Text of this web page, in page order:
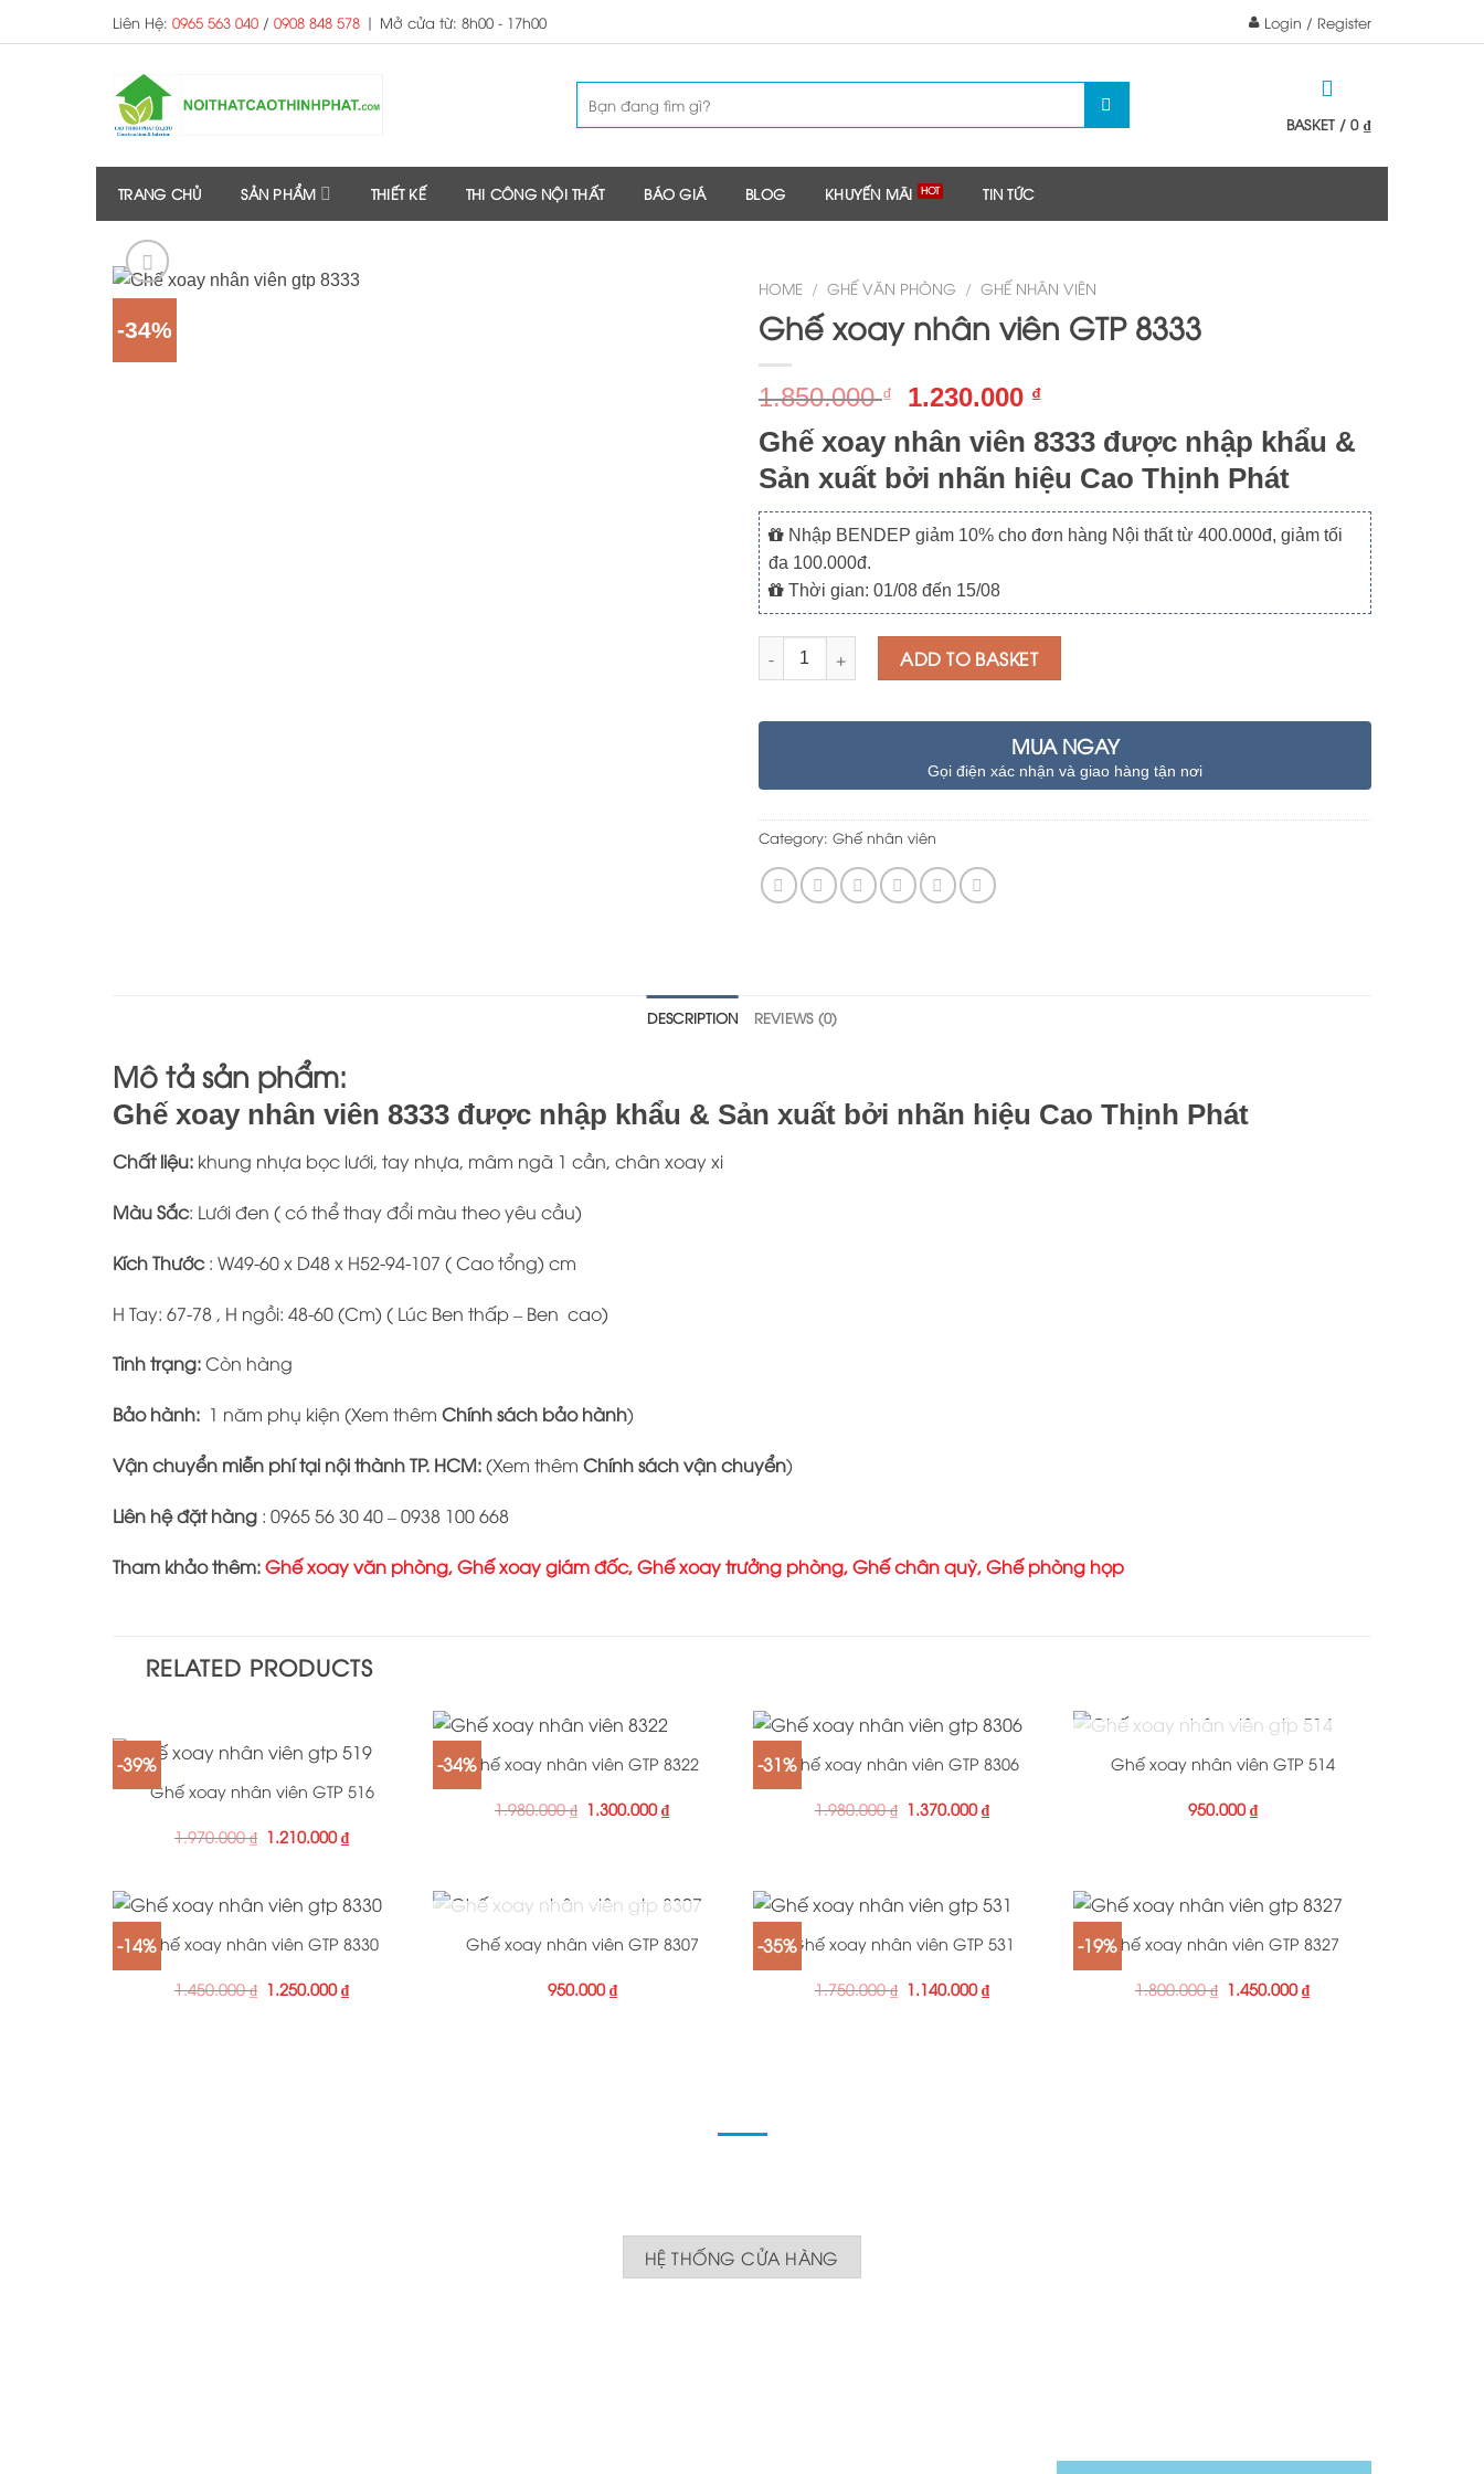
to
Liên Hệ: 0965 563 040 / 0908 848 578 | Mở cửa từ: 8h00 - 17h00 Login / Register
BASKET /0 ₫
TRANG CHỦ SẢN PHẨM THIẾT KẾ THI CÔNG NỘI THẤT BÁO GIÁ BLOG KHUYẾN MÃI TIN TỨC
-34%
HOME / GHẾ VĂN PHÒNG / GHẾ NHÂN VIÊN
Ghế xoay nhân viên GTP 8333
1.850.000₫ 1.230.000 ₫
Ghế xoay nhân viên 8333 được nhập khẩu &
Sản xuất bởi nhãn hiệu Cao Thịnh Phát
Nhập BENDEP giảm 10% cho đơn hàng Nội thất từ 400.000đ, giảm tối
đa 100.000đ.
Thời gian: 01/08 đến 15/08
Quantity ADD TO BASKET
MUA NGAY
Gọi điện xác nhận và giao hàng tận nơi
Category: Ghế nhân viên
DESCRIPTION REVIEWS (0)
Mô tả sản phẩm:
Ghế xoay nhân viên 8333 được nhập khẩu & Sản xuất bởi nhãn hiệu Cao Thịnh Phát
Chất liệu: khung nhựa bọc lưới, tay nhựa, mâm ngã 1 cần, chân xoay xi
Màu Sắc: Lưới đen ( có thể thay đổi màu theo yêu cầu)
Kích Thước: W49-60 x D48 x H52-94-107 ( Cao tổng) cm
H Tay: 67-78 , H ngồi: 48-60 (Cm) ( Lúc Ben thấp – Ben cao)
Tình trạng:Còn hàng
Bảo hành: 1 năm phụ kiện (Xem thêm Chính sách bảo hành)
Vận chuyển miễn phí tại nội thành TP. HCM:(Xem thêm Chính sách vận chuyển)
Liên hệ đặt hàng : 0965 56 30 40 – 0938 100 668
Tham khảo thêm:Ghế xoay văn phòng,Ghế xoay giám đốc,Ghế xoay trưởng phòng,Ghế chân quỳ,Ghế phòng họp
RELATED PRODUCTS
-39%
+
Ghế xoay nhân viên GTP 516
1.970.000₫ 1.210.000₫
-34%
+
Ghế xoay nhân viên GTP 8322
1.980.000₫ 1.300.000₫
-31%
+
Ghế xoay nhân viên GTP 8306
1.980.000₫ 1.370.000₫
+
OUT OF STOCK
Ghế xoay nhân viên GTP 514
950.000₫
-14%
+
Ghế xoay nhân viên GTP 8330
1.450.000₫ 1.250.000₫
+
OUT OF STOCK
Ghế xoay nhân viên GTP 8307
950.000₫
-35%
+
Ghế xoay nhân viên GTP 531
1.750.000₫ 1.140.000₫
-19%
+
Ghế xoay nhân viên GTP 8327
1.800.000₫ 1.450.000₫
HỆ THỐNG CỬA HÀNG